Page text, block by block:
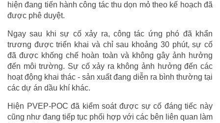
hiện đang tiến hành công tác thu dọn mỏ theo kế hoạch đã
được phê duyệt.
Ngay sau khi sự cố xảy ra, công tác ứng phó đã khẩn
trương được triển khai và chỉ sau khoảng 30 phút, sự cố
đã được khống chế hoàn toàn và không gây ảnh hưởng
đến môi trường. Sự cố xảy ra không ảnh hưởng đến các
hoạt động khai thác - sản xuất đang diễn ra bình thường tại
các dự án dầu khí khác.
Hiện PVEP-POC đã kiểm soát được sự cố đáng tiếc này
cũng như đang tiếp tục phối hợp với các bên liên quan làm